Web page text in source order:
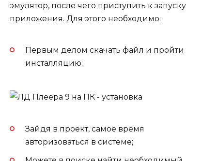
эмулятор, после чего приступить к запуску
приложения. Для этого необходимо:
Первым делом скачать файл и пройти
инсталляцию;
Зайдя в проект, самое время
авторизоваться в системе;